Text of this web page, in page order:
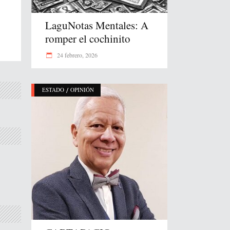
LaguNotas Mentales: A
romper el cochinito
24 febrero, 2026
ESTADO / OPINIÓN